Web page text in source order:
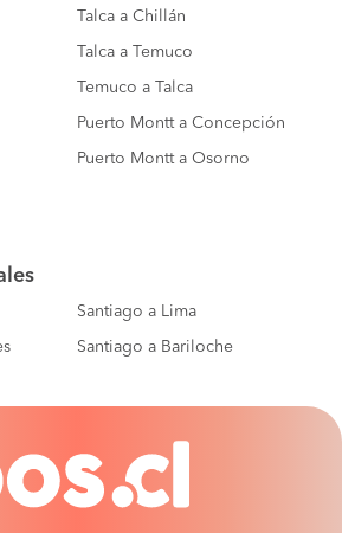
Talca a Chillán
Talca a Temuco
Temuco a Talca
Puerto Montt a Concepción
Puerto Montt a Osorno
Santiago a Lima
Santiago a Bariloche